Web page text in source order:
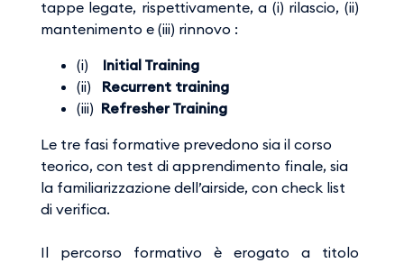
tappe legate, rispettivamente, a (i) rilascio, (ii)
mantenimento e (iii) rinnovo :
(i) Initial Training
(ii) Recurrent training
(iii) Refresher Training
Le tre fasi formative prevedono sia il corso
teorico, con test di apprendimento finale, sia
la familiarizzazione dell’airside, con check list
di verifica.​​​​​​​
Il percorso formativo è erogato a titolo